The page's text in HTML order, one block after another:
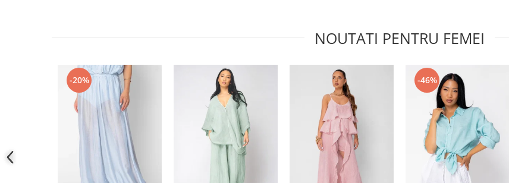
NOUTATI PENTRU FEMEI
-20% -46%